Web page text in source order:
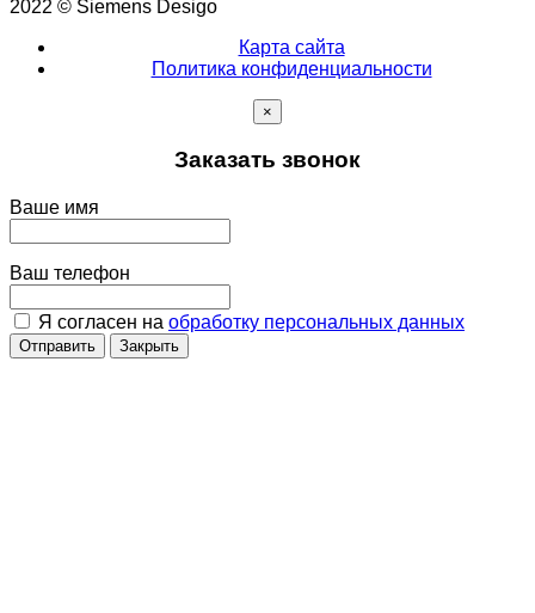
2022 © Siemens Desigo
Карта сайта
Политика конфиденциальности
×
Заказать звонок
Ваше имя
Ваш телефон
Я согласен на обработку персональных данных
Отправить Закрыть